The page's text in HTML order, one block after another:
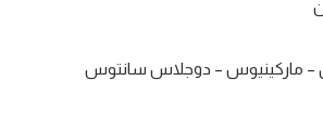
– ماركينيوس – دوجلاس سانتوس